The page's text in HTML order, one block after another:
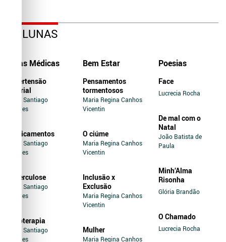
COLUNAS
Dicas Médicas
Hipertensão
Arterial
Jairo Santiago
Novaes
Medicamentos
Jairo Santiago
Novaes
Tuberculose
Jairo Santiago
Novaes
Soroterapia
Jairo Santiago
Novaes
Bem Estar
Pensamentos
tormentosos
Maria Regina Canhos
Vicentin
O ciúme
Maria Regina Canhos
Vicentin
Inclusão x
Exclusão
Maria Regina Canhos
Vicentin
Mulher
Maria Regina Canhos
Poesias
Face
Lucrecia Rocha
De mal com o
Natal
João Batista de
Paula
Minh’Alma
Risonha
Glória Brandão
O Chamado
Lucrecia Rocha